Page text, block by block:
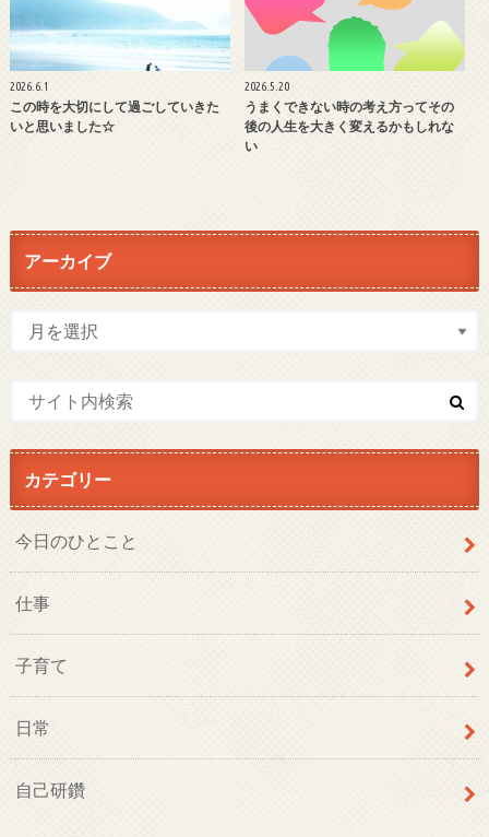
2026.6.1
この時を大切にして過ごしていきた
いと思いました☆
2026.5.20
うまくできない時の考え方ってその
後の人生を大きく変えるかもしれな
い
アーカイブ
カテゴリー
今日のひとこと
仕事
子育て
日常
自己研鑽